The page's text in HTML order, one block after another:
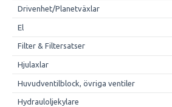
Drivenhet/Planetväxlar
El
Filter & Filtersatser
Hjulaxlar
Huvudventilblock, övriga ventiler
Hydrauloljekylare